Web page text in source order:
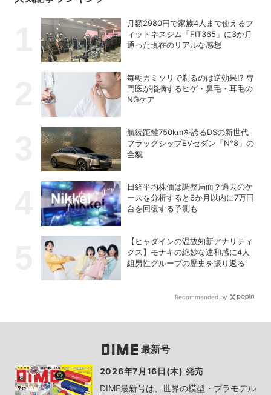
月額2980円で家族4人まで使えるフ
ィットネスジム「FIT365」に3か月
通った現在のリアルな感想
毎朝カミソリで剃るのは逆効果!? 専
門医が指摘するヒゲ・鼻毛・耳毛の
NGケア
航続距離750kmを誇るDSの新世代
フラッグシップEVセダン「N°8」の
全貌
日経平均株価は調整局面？過去のケ
ースを分析すると6か月以内に7万円
台を回復する予測も
【ヒャダインの温故知新アナリティ
クス】モナキの絶妙な違和感に4人
組男性グループの歴史を振り返る
Recommended by
最新号
2026年7月16日(木) 発売
DIME最新号は、世界の模型・プラモデル